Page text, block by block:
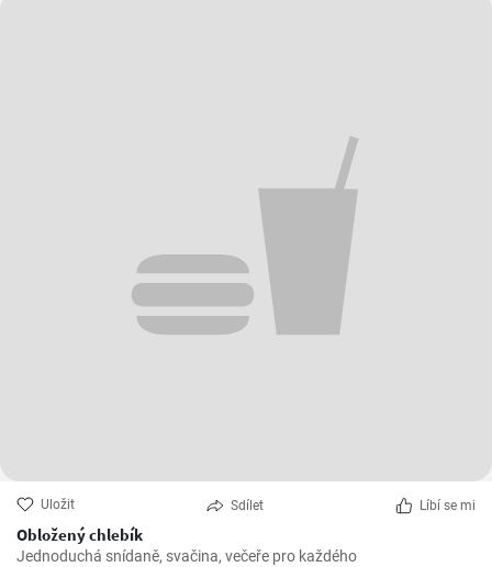
Uložit Sdílet Líbí se mi
Obložený chlebík
Jednoduchá snídaně, svačina, večeře pro každého